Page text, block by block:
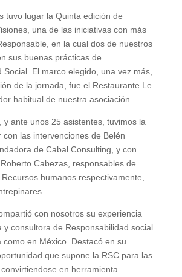
tuvo lugar la Quinta edición de
una de las iniciativas con más
en la cual dos de nuestros
sus buenas prácticas de
Social. El marco elegido, una vez más,
de la jornada, fue el Restaurante Le
habitual de nuestra asociación.
y ante unos 25 asistentes, tuvimos la
con las intervenciones de Belén
de Cabal Consulting, y con
Cabezas, responsables de
humanos respectivamente,
con nosotros su experiencia
y consultora de Responsabilidad social
como en México. Destacó en su
que supone la RSC para las
en herramienta